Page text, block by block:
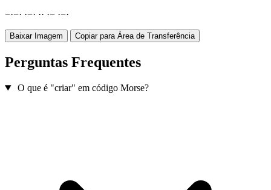
−·−· ·−· ·· ·− ·−·
Baixar Imagem Copiar para Área de Transferência
Perguntas Frequentes
O que é "criar" em código Morse?